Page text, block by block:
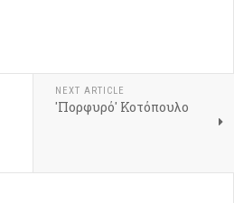
NEXT ARTICLE
'Πορφυρό' Κοτόπουλο